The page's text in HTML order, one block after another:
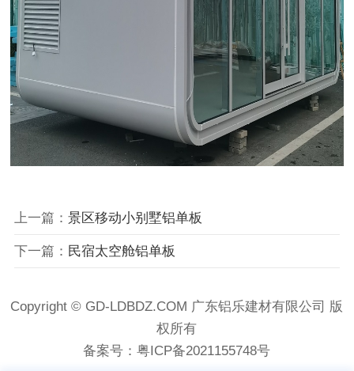
上一篇： 景区移动小别墅铝单板
下一篇： 民宿太空舱铝单板
Copyright © GD-LDBDZ.COM 广东铝乐建材有限公司 版
权所有
备案号：粤ICP备2021155748号